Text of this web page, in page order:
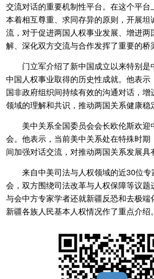
交流对话的重要机制性平台。在这个平台
本着相互尊重、求同存异的原则，开展坦
流，对于促进两国人权事业发展、增进两
解、深化双方交流与合作发挥了重要的桥
门立军介绍了新中国成立以来特别是
中国人权事业取得的历史性成就。他表示
国非政府组织间持续有效的沟通对话，
领域的理解和共识，推动两国关系健康稳
美中关系全国委员会会长欧伦斯欢迎
会。他表示，当前美中关系处在特殊时期
间加强对话交流，对推动两国关系发展具
来自中美司法与人权领域的近30位专
会，双方围绕司法改革与人权保障等议题
与会中方专家学者还就新疆反恐和去极端
新疆各族人民基本人权情况作了重点介绍。